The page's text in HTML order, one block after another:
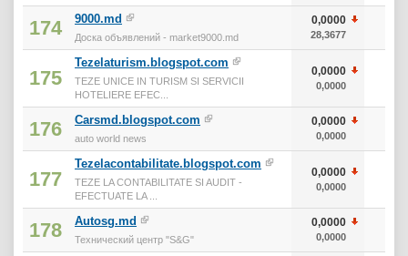
174 9000.md
Доска объявлений - market9000.md
0,0000
28,3677
175
Tezelaturism.blogspot.com
TEZE UNICE IN TURISM SI SERVICII
HOTELIERE EFEC...
0,0000
0,0000
176 Carsmd.blogspot.com
auto world news
0,0000
0,0000
177
Tezelacontabilitate.blogspot.com
TEZE LA CONTABILITATE SI AUDIT -
EFECTUATE LA ...
0,0000
0,0000
178 Autosg.md
Технический центр "S&G"
0,0000
0,0000